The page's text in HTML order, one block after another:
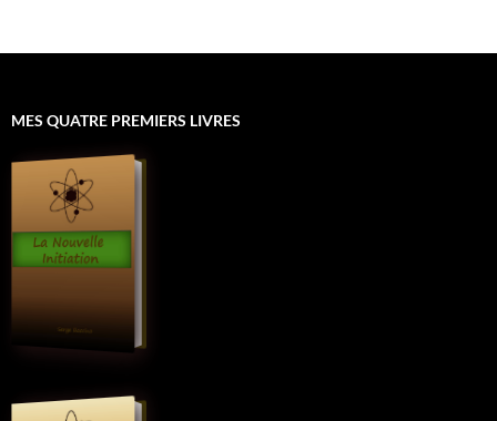
MES QUATRE PREMIERS LIVRES